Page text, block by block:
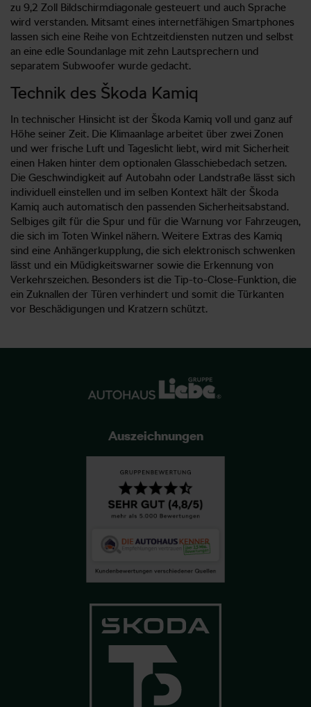
zu 9,2 Zoll Bildschirmdiagonale gesteuert und auch Sprache
wird verstanden. Mitsamt eines internetfähigen Smartphones
lassen sich eine Reihe von Echtzeitdiensten nutzen und selbst
an eine edle Soundanlage mit zehn Lautsprechern und
separatem Subwoofer wurde gedacht.
Technik des Škoda Kamiq
In technischer Hinsicht ist der Škoda Kamiq voll und ganz auf
Höhe seiner Zeit. Die Klimaanlage arbeitet über zwei Zonen
und wer frische Luft und Tageslicht liebt, wird mit Sicherheit
einen Haken hinter dem optionalen Glasschiebedach setzen.
Die Geschwindigkeit auf Autobahn oder Landstraße lässt sich
individuell einstellen und im selben Kontext hält der Škoda
Kamiq auch automatisch den passenden Sicherheitsabstand.
Selbiges gilt für die Spur und für die Warnung vor Fahrzeugen,
die sich im Toten Winkel nähern. Weitere Extras des Kamiq
sind eine Anhängerkupplung, die sich elektronisch schwenken
lässt und ein Müdigkeitswarner sowie die Erkennung von
Verkehrszeichen. Besonders ist die Tip-to-Close-Funktion, die
ein Zuknallen der Türen verhindert und somit die Türkanten
vor Beschädigungen und Kratzern schützt.
Auszeichnungen